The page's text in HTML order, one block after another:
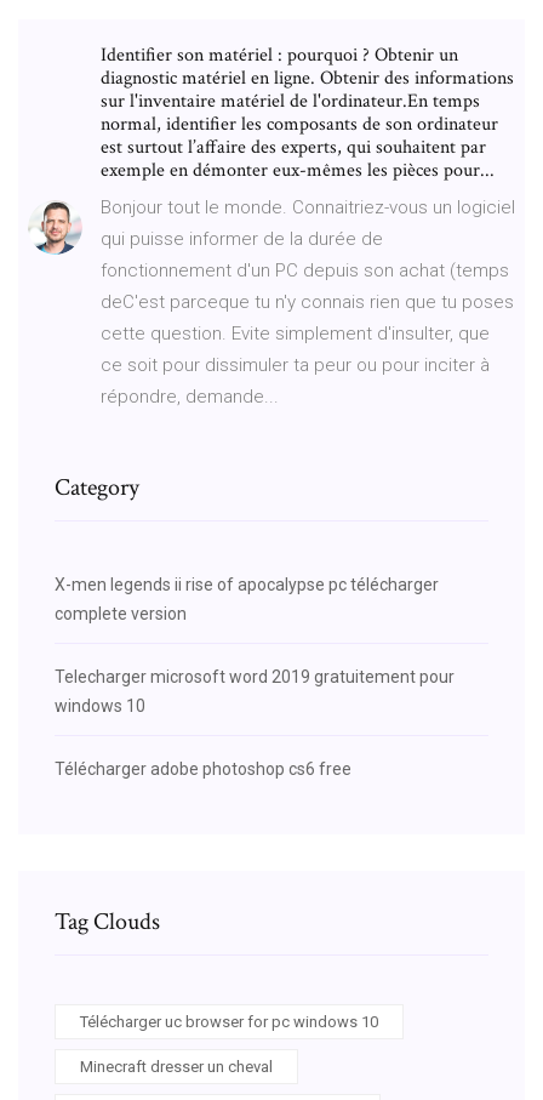
Identifier son matériel : pourquoi ? Obtenir un
diagnostic matériel en ligne. Obtenir des informations
sur l'inventaire matériel de l'ordinateur.En temps
normal, identifier les composants de son ordinateur
est surtout l’affaire des experts, qui souhaitent par
exemple en démonter eux-mêmes les pièces pour...
Bonjour tout le monde. Connaitriez-vous un logiciel
qui puisse informer de la durée de
fonctionnement d'un PC depuis son achat (temps
deC'est parceque tu n'y connais rien que tu poses
cette question. Evite simplement d'insulter, que
ce soit pour dissimuler ta peur ou pour inciter à
répondre, demande...
Category
X-men legends ii rise of apocalypse pc télécharger
complete version
Telecharger microsoft word 2019 gratuitement pour
windows 10
Télécharger adobe photoshop cs6 free
Tag Clouds
Télécharger uc browser for pc windows 10
Minecraft dresser un cheval